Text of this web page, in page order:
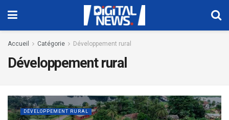
Accueil Catégorie Développement rural
Développement rural
DÉVELOPPEMENT RURAL